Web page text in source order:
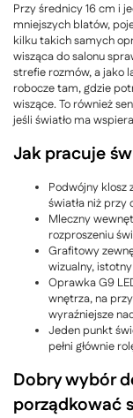
Przy średnicy 16 cm i
mniejszych blatów,
kilku takich samych
wisząca do salonu
strefie rozmów, a jako
robocze tam, gdzie
wiszące. To również
jeśli światło ma
Jak pracuje
Podwójny klosz
światła niż przy
Mleczny
rozproszeniu
Grafitowy
wizualny,
Oprawka G9
wnętrza, na
wyraźniejsze
Jeden punkt
pełni głównie
Dobry wybór
porządkować